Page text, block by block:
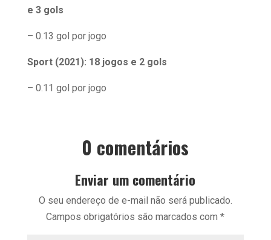
e 3 gols
– 0.13 gol por jogo
Sport (2021): 18 jogos e 2 gols
– 0.11 gol por jogo
0 comentários
Enviar um comentário
O seu endereço de e-mail não será publicado.
Campos obrigatórios são marcados com*